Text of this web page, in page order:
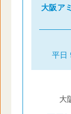
大阪ア
平日
大